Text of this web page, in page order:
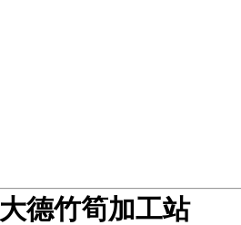
大德竹筍加工站